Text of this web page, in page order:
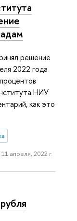
решение
2022 года
НИУ
как это
11 апреля, 2022 г.